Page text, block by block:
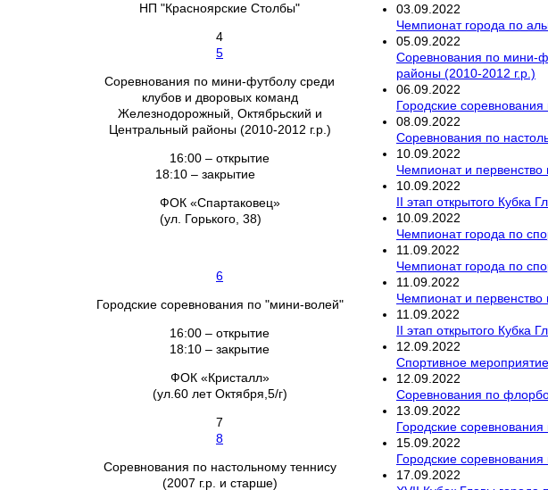
НП "Красноярские Столбы"
4
5
Соревнования по мини-футболу среди
клубов и дворовых команд
Железнодорожный, Октябрьский и
Центральный районы (2010-2012 г.р.)
16:00 – открытие
18:10 – закрытие
ФОК «Спартаковец»
(ул. Горького, 38)
6
Городские соревнования по "мини-волей"
16:00 – открытие
18:10 – закрытие
ФОК «Кристалл»
(ул.60 лет Октября,5/г)
7
8
Соревнования по настольному теннису
(2007 г.р. и старше)
03 09 2022
Чемпионат города по
05 09 2022
Соревнования по мини-
районы (2010-2012 г.р.)
06 09 2022
Городские
08 09 2022
Соревнования по
10 09 2022
Чемпионат и
10 09 2022
II этап открытого Кубка
10 09 2022
Чемпионат города по
11 09 2022
Чемпионат города по
11 09 2022
Чемпионат и
11 09 2022
II этап открытого Кубка
12 09 2022
Спортивное
12 09 2022
Соревнования по
13 09 2022
Городские
15 09 2022
Городские
17 09 2022